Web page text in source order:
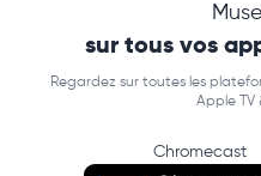
sur tous vos
Regardez sur toutes les
Apple TV
Chromecast